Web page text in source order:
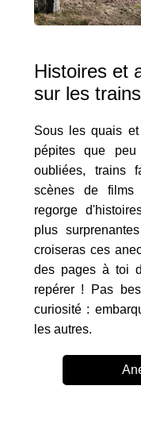
Histoires et
sur les trains
Sous les quais
pépites que
oubliées, trains
scènes de films
regorge
plus
croiseras ces
des pages à toi
repérer ! Pas
curiosité :
les autres.